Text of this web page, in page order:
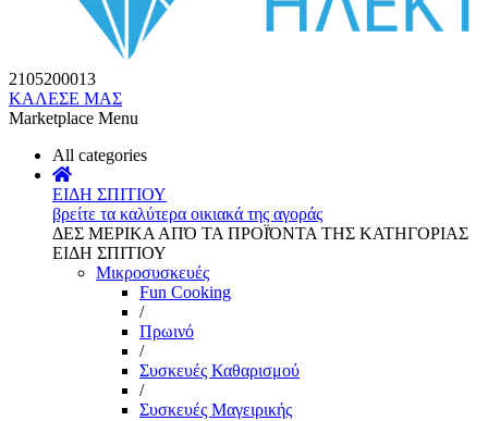
2105200013
ΚΑΛΕΣΕ ΜΑΣ
Marketplace Menu
All categories
ΕΙΔΗ ΣΠΙΤΙΟΥ
βρείτε τα καλύτερα οικιακά της αγοράς
ΔΕΣ ΜΕΡΙΚΑ ΑΠΌ ΤΑ ΠΡΟΪΌΝΤΑ ΤΗΣ ΚΑΤΗΓΟΡΙΑΣ
ΕΙΔΗ ΣΠΙΤΙΟΥ
Μικροσυσκευές
Fun Cooking
/
Πρωινό
/
Συσκευές Καθαρισμού
/
Συσκευές Μαγειρικής